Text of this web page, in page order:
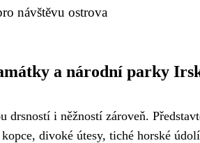
návštěvu ostrova
a národní parky
drsností i něžností zároveň.
divoké útesy, tiché horské